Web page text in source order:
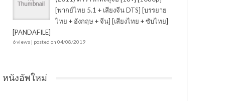
[พากย์ไทย 5.1 + เสียงจีน DTS] [บรรยาย
ไทย + อังกฤษ + จีน] [เสียงไทย + ซับไทย]
[PANDAFILE]
6 views| posted on 04/08/2019
หนังอัพใหม่